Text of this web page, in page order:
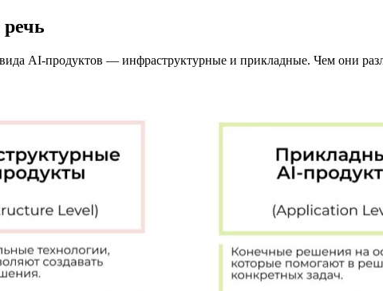
AI-продуктов — инфраструктурные и прикладные. Чем они